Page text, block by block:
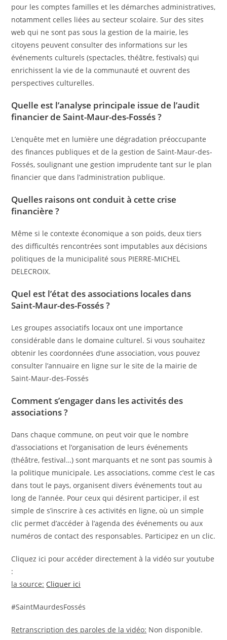
pour les comptes familles et les démarches administratives,
notamment celles liées au secteur scolaire. Sur des sites
web qui ne sont pas sous la gestion de la mairie, les
citoyens peuvent consulter des informations sur les
événements culturels (spectacles, théâtre, festivals) qui
enrichissent la vie de la communauté et ouvrent des
perspectives culturelles.
Quelle est l’analyse principale issue de l’audit
financier de Saint-Maur-des-Fossés ?
L’enquête met en lumière une dégradation préoccupante
des finances publiques et de la gestion de Saint-Maur-des-
Fossés, soulignant une gestion imprudente tant sur le plan
financier que dans l’administration publique.
Quelles raisons ont conduit à cette crise
financière ?
Même si le contexte économique a son poids, deux tiers
des difficultés rencontrées sont imputables aux décisions
politiques de la municipalité sous PIERRE-MICHEL
DELECROIX.
Quel est l’état des associations locales dans
Saint-Maur-des-Fossés ?
Les groupes associatifs locaux ont une importance
considérable dans le domaine culturel. Si vous souhaitez
obtenir les coordonnées d’une association, vous pouvez
consulter l’annuaire en ligne sur le site de la mairie de
Saint-Maur-des-Fossés
Comment s’engager dans les activités des
associations ?
Dans chaque commune, on peut voir que le nombre
d’associations et l’organisation de leurs événements
(théâtre, festival…) sont marquants et ne sont pas soumis à
la politique municipale. Les associations, comme c’est le cas
dans tout le pays, organisent divers événements tout au
long de l’année. Pour ceux qui désirent participer, il est
simple de s’inscrire à ces activités en ligne, où un simple
clic permet d’accéder à l’agenda des événements ou aux
numéros de contact des responsables. Participez en un clic.
Cliquez ici pour accéder directement à la vidéo sur youtube
:
la source: Cliquer ici
#SaintMaurdesFossés
Retranscription des paroles de la vidéo: Non disponible.